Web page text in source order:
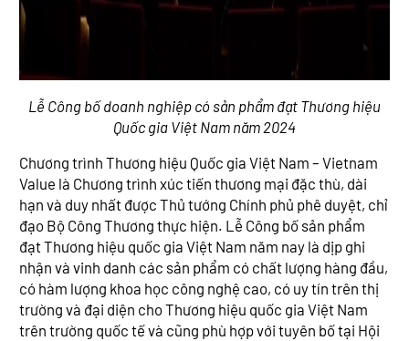
Lễ Công bố doanh nghiệp có sản phẩm đạt Thương hiệu
Quốc gia Việt Nam năm 2024
Chương trình Thương hiệu Quốc gia Việt Nam – Vietnam
Value là Chương trình xúc tiến thương mại đặc thù, dài
hạn và duy nhất được Thủ tướng Chính phủ phê duyệt, chỉ
đạo Bộ Công Thương thực hiện. Lễ Công bố sản phẩm
đạt Thương hiệu quốc gia Việt Nam năm nay là dịp ghi
nhận và vinh danh các sản phẩm có chất lượng hàng đầu,
có hàm lượng khoa học công nghệ cao, có uy tín trên thị
trường và đại diện cho Thương hiệu quốc gia Việt Nam
trên trường quốc tế và cũng phù hợp với tuyên bố tại Hội